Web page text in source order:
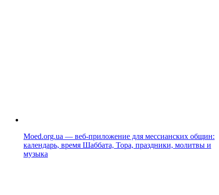
Moed.org.ua — веб-приложение для мессианских общин:
календарь, время Шаббата, Тора, праздники, молитвы и
музыка